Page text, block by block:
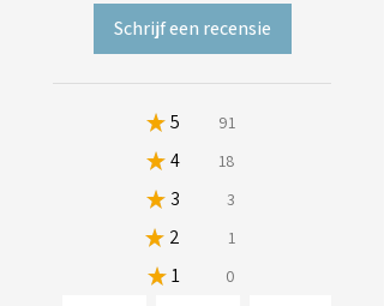
Schrijf een recensie
★ 5 80.53097345132744%
91
★ 4 15.929203539823009%
18
★ 3 2.6548672566371683%
3
★ 2 0.8849557522123894%
1
★ 1 0